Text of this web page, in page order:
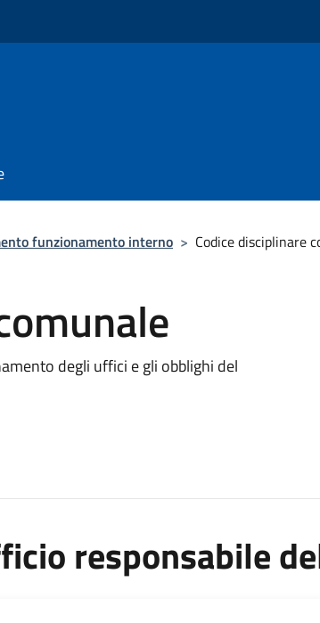
funzionamento interno > Codice disciplinare
degli uffici e gli obblighi del
responsabile